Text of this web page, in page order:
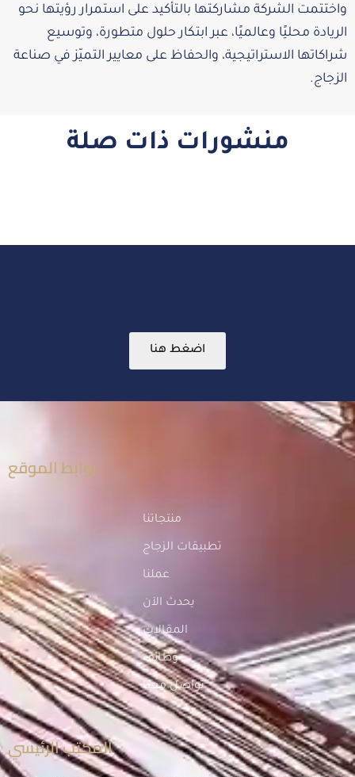
واختتمت الشركة مشاركتها بالتأكيد على استمرار رؤيتها نحو
الريادة محليًا وعالميًا، عبر ابتكار حلول متطورة، وتوسيع
شراكاتها الاستراتيجية، والحفاظ على معايير التميّز في صناعة
الزجاج.
منشورات ذات صلة
اضغط هنا
روابط الموقع
منتجاتنا
تطبيقات الزجاج
عملنا
يحدث الآن
المقالات
وظائف
تواصل معنا
المكتب الرئيسي